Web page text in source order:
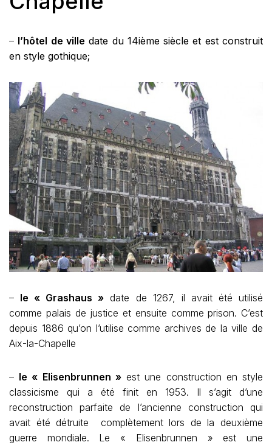
– l’hôtel de ville date du 14ième siècle et est construit
en style gothique;
– le « Grashaus » date de 1267, il avait été utilisé
comme palais de justice et ensuite comme prison. C’est
depuis 1886 qu’on l’utilise comme archives de la ville de
Aix-la-Chapelle
– le « Elisenbrunnen »est une construction en style
classicisme qui a été finit en 1953. Il s’agit d’une
reconstruction parfaite de l’ancienne construction qui
avait été détruite complètement lors de la deuxième
guerre mondiale. Le « Elisenbrunnen » est une